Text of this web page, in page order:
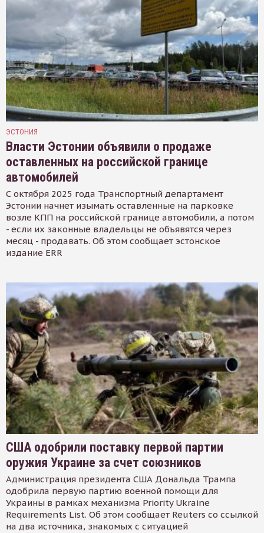
ЭСТОНИЯ
Власти Эстонии объявили о продаже
оставленных на российской границе
автомобилей
С октября 2025 года Транспортный департамент
Эстонии начнет изымать оставленные на парковке
возле КПП на российской границе автомобили, а потом
- если их законные владельцы не объявятся через
месяц - продавать. Об этом сообщает эстонское
издание ERR
США одобрили поставку первой партии
оружия Украине за счет союзников
Администрация президента США Дональда Трампа
одобрила первую партию военной помощи для
Украины в рамках механизма Priority Ukraine
Requirements List. Об этом сообщает Reuters со ссылкой
на два источника, знакомых с ситуацией